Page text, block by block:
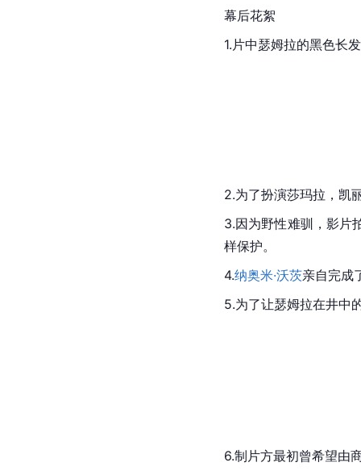
幕后花絮
1.片中瑟姆拉的黑色长
2.为了扮演莎玛拉，凯
3.因为野性难驯，影片
样保护。
4.纳奥米·沃茨亲自完成
5.为了让瑟姆拉在井中
6.制片方最初曾希望由